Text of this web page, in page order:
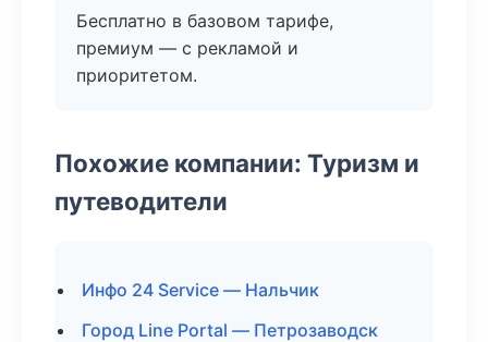
Бесплатно в базовом тарифе,
премиум — с рекламой и
приоритетом.
Похожие компании: Туризм и
путеводители
Инфо 24 Service — Нальчик
Город Line Portal — Петрозаводск